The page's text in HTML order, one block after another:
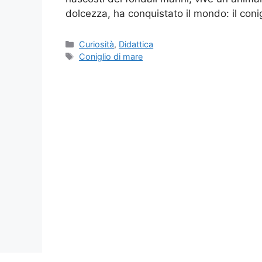
dolcezza, ha conquistato il mondo: il
Categorie
Curiosità, Didattica
Tag
Coniglio di mare